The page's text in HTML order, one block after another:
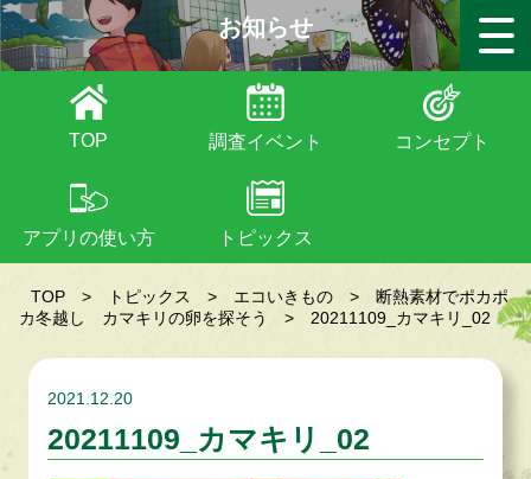
お知らせ
TOP 調査イベント コンセプト
アプリの使い方 トピックス
TOP > トピックス > エコいきもの >
断熱素材でポカポ
カ冬越し カマキリの卵を探そう
> 20211109_カマキリ_02
2021.12.20
20211109_カマキリ_02